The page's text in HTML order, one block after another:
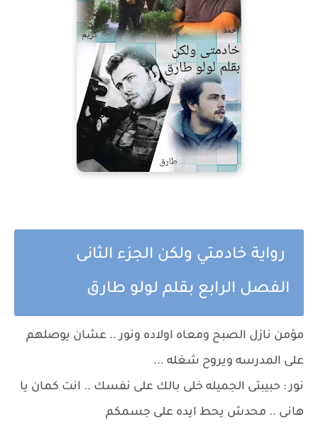
رواية خادمتي ولكن الجزء الثانى
الفصل الرابع بقلم لولو طارق
مؤمن نازل الصبح ومعاه اولاده ونور .. عشان يوصلهم
على المدرسه ويروح شغله ...
نور : حبيبتى الجميله خلى بالك على نفسك .. انت كمان يا
هانى .. محدش يحط ايده على جسمكم